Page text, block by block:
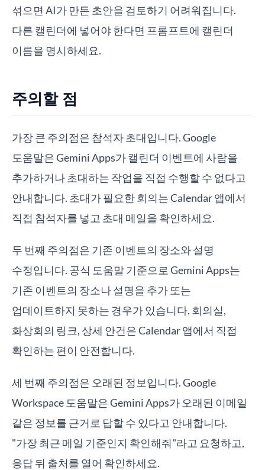
섞으면 AI가 만든 초안을 검토하기 어려워집니다.
다른 캘린더에 넣어야 한다면 프롬프트에 캘린더
이름을 명시하세요.
주의할 점
가장 큰 주의점은 참석자 초대입니다. Google
도움말은 Gemini Apps가 캘린더 이벤트에 사람을
추가하거나 초대하는 작업을 직접 수행할 수 없다고
안내합니다. 초대가 필요한 회의는 Calendar 앱에서
직접 참석자를 넣고 초대 메일을 확인하세요.
두 번째 주의점은 기존 이벤트의 장소와 설명
수정입니다. 공식 도움말 기준으로 Gemini Apps는
기존 이벤트의 장소나 설명을 추가 또는
업데이트하지 못하는 경우가 있습니다. 회의실,
화상회의 링크, 상세 안건은 Calendar 앱에서 직접
확인하는 편이 안전합니다.
세 번째 주의점은 오래된 정보입니다. Google
Workspace 도움말은 Gemini Apps가 오래된 이메일
같은 정보를 근거로 답할 수 있다고 안내합니다.
"가장 최근 메일 기준인지 확인해줘"라고 요청하고,
응답 뒤 출처를 열어 확인하세요.